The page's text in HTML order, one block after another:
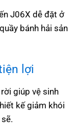
J06X dễ đặt ở
bánh hải sản
lợi
giúp vệ sinh
kế giảm khói